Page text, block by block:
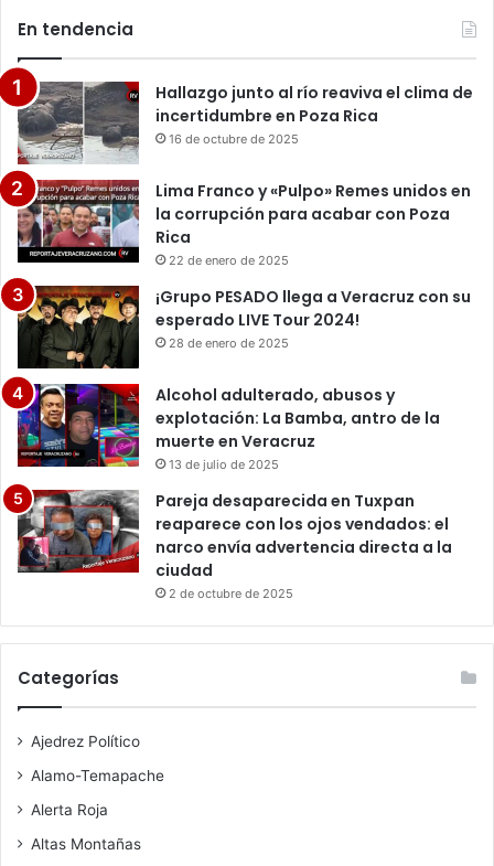
En tendencia
Hallazgo junto al río reaviva el clima de
incertidumbre en Poza Rica
16 de octubre de 2025
Lima Franco y «Pulpo» Remes unidos en
la corrupción para acabar con Poza
Rica
22 de enero de 2025
¡Grupo PESADO llega a Veracruz con su
esperado LIVE Tour 2024!
28 de enero de 2025
Alcohol adulterado, abusos y
explotación: La Bamba, antro de la
muerte en Veracruz
13 de julio de 2025
Pareja desaparecida en Tuxpan
reaparece con los ojos vendados: el
narco envía advertencia directa a la
ciudad
2 de octubre de 2025
Categorías
Ajedrez Político
Alamo-Temapache
Alerta Roja
Altas Montañas